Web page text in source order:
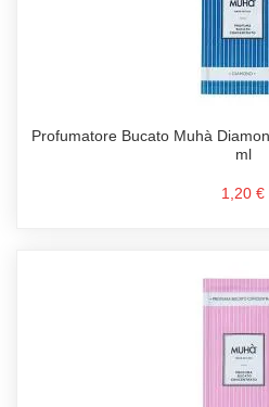
Profumatore Bucato Muhà
ml
1,20 €